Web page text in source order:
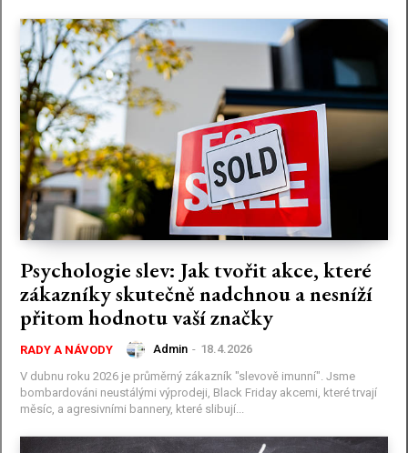
Psychologie slev: Jak tvořit akce, které
zákazníky skutečně nadchnou a nesníží
přitom hodnotu vaší značky
RADY A NÁVODY Admin - 18.4.2026
V dubnu roku 2026 je průměrný zákazník "slevově imunní". Jsme
bombardováni neustálými výprodeji, Black Friday akcemi, které trvají
měsíc, a agresivními bannery, které slibují...